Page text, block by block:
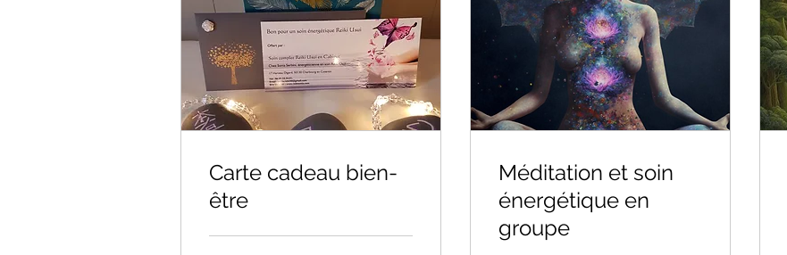
Carte cadeau bien-
être
Méditation et soin
énergétique en
groupe